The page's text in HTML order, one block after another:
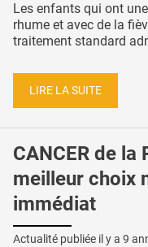
Les enfants qui ont
rhume et avec de la
traitement standard
LIRE LA SUITE
CANCER de la
meilleur choix
immédiat
Actualité publiée il y a 9